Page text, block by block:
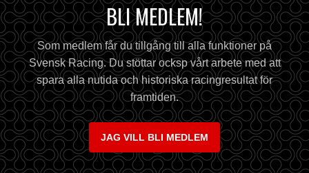
BLI MEDLEM!
Som medlem får du tillgång till alla funktioner på
Svensk Racing. Du stöttar ocksp vårt arbete med att
spara alla nutida och historiska racingresultat för
framtiden.
JAG VILL BLI MEDLEM